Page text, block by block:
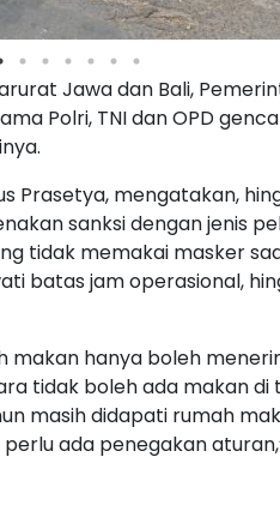
Jawa dan Bali,
Polri, TNI dan OPD
Prasetya, mengatakan,
sanksi dengan jenis
tidak memakai masker
batas jam operasional,
makan hanya boleh
tidak boleh ada makan
masih didapati rumah
ada penegakan